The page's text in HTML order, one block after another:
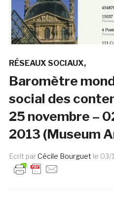
RÉSEAUX SOCIAUX
Baromètre
social des
25 novembre –
2013 (Museum
Ecrit parCécile Bourguet le 03/